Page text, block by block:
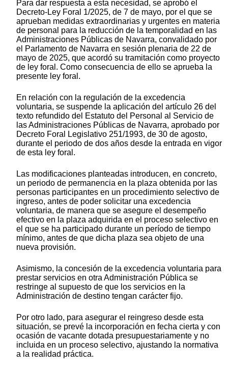
Para dar respuesta a esta necesidad, se aprobó el
Decreto-Ley Foral 1/2025, de 7 de mayo, por el que se
aprueban medidas extraordinarias y urgentes en materia
de personal para la reducción de la temporalidad en las
Administraciones Públicas de Navarra, convalidado por
el Parlamento de Navarra en sesión plenaria de 22 de
mayo de 2025, que acordó su tramitación como proyecto
de ley foral. Como consecuencia de ello se aprueba la
presente ley foral.
En relación con la regulación de la excedencia
voluntaria, se suspende la aplicación del artículo 26 del
texto refundido del Estatuto del Personal al Servicio de
las Administraciones Públicas de Navarra, aprobado por
Decreto Foral Legislativo 251/1993, de 30 de agosto,
durante el periodo de dos años desde la entrada en vigor
de esta ley foral.
Las modificaciones planteadas introducen, en concreto,
un periodo de permanencia en la plaza obtenida por las
personas participantes en un procedimiento selectivo de
ingreso, antes de poder solicitar una excedencia
voluntaria, de manera que se asegure el desempeño
efectivo en la plaza adquirida en el proceso selectivo en
el que se ha participado durante un período de tiempo
mínimo, antes de que dicha plaza sea objeto de una
nueva provisión.
Asimismo, la concesión de la excedencia voluntaria para
prestar servicios en otra Administración Pública se
restringe al supuesto de que los servicios en la
Administración de destino tengan carácter fijo.
Por otro lado, para asegurar el reingreso desde esta
situación, se prevé la incorporación en fecha cierta y con
ocasión de vacante dotada presupuestariamente y no
incluida en un proceso selectivo, ajustando la normativa
a la realidad práctica.